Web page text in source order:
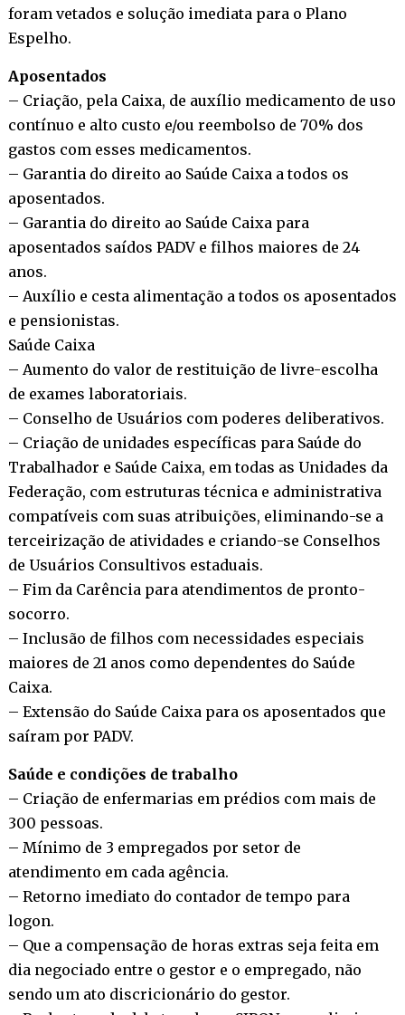
foram vetados e solução imediata para o Plano
Espelho.
Aposentados
– Criação, pela Caixa, de auxílio medicamento de uso
contínuo e alto custo e/ou reembolso de 70% dos
gastos com esses medicamentos.
– Garantia do direito ao Saúde Caixa a todos os
aposentados.
– Garantia do direito ao Saúde Caixa para
aposentados saídos PADV e filhos maiores de 24
anos.
– Auxílio e cesta alimentação a todos os aposentados
e pensionistas.
Saúde Caixa
– Aumento do valor de restituição de livre-escolha
de exames laboratoriais.
– Conselho de Usuários com poderes deliberativos.
– Criação de unidades específicas para Saúde do
Trabalhador e Saúde Caixa, em todas as Unidades da
Federação, com estruturas técnica e administrativa
compatíveis com suas atribuições, eliminando-se a
terceirização de atividades e criando-se Conselhos
de Usuários Consultivos estaduais.
– Fim da Carência para atendimentos de pronto-
socorro.
– Inclusão de filhos com necessidades especiais
maiores de 21 anos como dependentes do Saúde
Caixa.
– Extensão do Saúde Caixa para os aposentados que
saíram por PADV.
Saúde e condições de trabalho
– Criação de enfermarias em prédios com mais de
300 pessoas.
– Mínimo de 3 empregados por setor de
atendimento em cada agência.
– Retorno imediato do contador de tempo para
logon.
– Que a compensação de horas extras seja feita em
dia negociado entre o gestor e o empregado, não
sendo um ato discricionário do gestor.